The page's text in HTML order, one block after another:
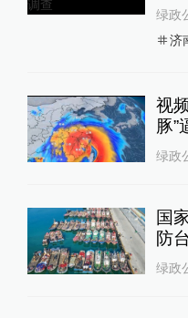
绿政
济
视
豚”
绿政
国
防
绿政